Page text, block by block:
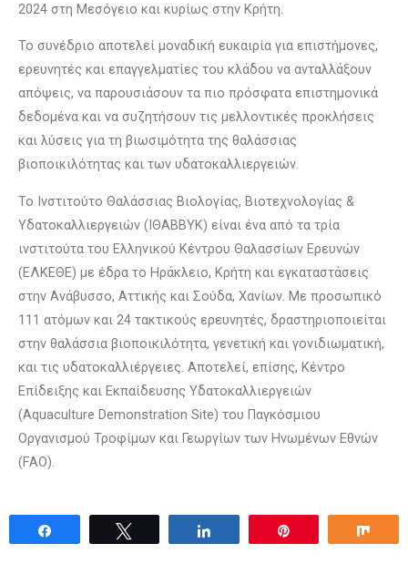
2024 στη Μεσόγειο και κυρίως στην Κρήτη.
Το συνέδριο αποτελεί μοναδική ευκαιρία για επιστήμονες,
ερευνητές και επαγγελματίες του κλάδου να ανταλλάξουν
απόψεις, να παρουσιάσουν τα πιο πρόσφατα επιστημονικά
δεδομένα και να συζητήσουν τις μελλοντικές προκλήσεις
και λύσεις για τη βιωσιμότητα της θαλάσσιας
βιοποικιλότητας και των υδατοκαλλιεργειών.
Το Ινστιτούτο Θαλάσσιας Βιολογίας, Βιοτεχνολογίας &
Υδατοκαλλιεργειών (ΙΘΑΒΒΥΚ) είναι ένα από τα τρία
ινστιτούτα του Ελληνικού Κέντρου Θαλασσίων Ερευνών
(ΕΛΚΕΘΕ) με έδρα το Ηράκλειο, Κρήτη και εγκαταστάσεις
στην Ανάβυσσο, Αττικής και Σούδα, Χανίων. Με προσωπικό
111 ατόμων και 24 τακτικούς ερευνητές, δραστηριοποιείται
στην θαλάσσια βιοποικιλότητα, γενετική και γονιδιωματική,
και τις υδατοκαλλιέργειες. Αποτελεί, επίσης, Κέντρο
Επίδειξης και Εκπαίδευσης Υδατοκαλλιεργειών
(Aquaculture Demonstration Site) του Παγκόσμιου
Οργανισμού Τροφίμων και Γεωργίων των Ηνωμένων Εθνών
(FAO).